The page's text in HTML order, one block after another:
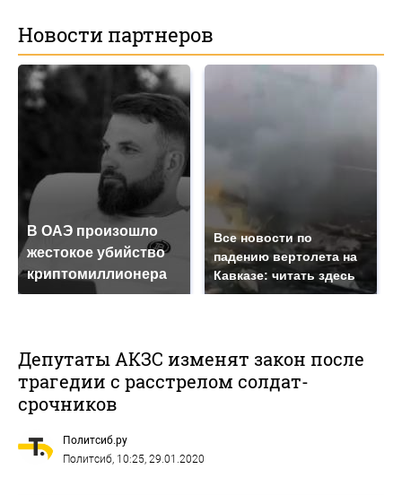
Новости партнеров
В ОАЭ произошло
жестокое убийство
криптомиллионера
Все новости по
падению вертолета на
Кавказе: читать здесь
Депутаты АКЗС изменят закон после
трагедии с расстрелом солдат-
срочников
Политсиб.ру
Политсиб, 10:25, 29.01.2020